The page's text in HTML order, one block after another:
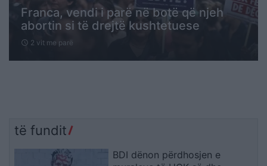
Franca, vendi i parë në botë që njeh
abortin si të drejtë kushtetuese
schedule 2 vit me parë
të fundit
BDI dënon përdhosjen e